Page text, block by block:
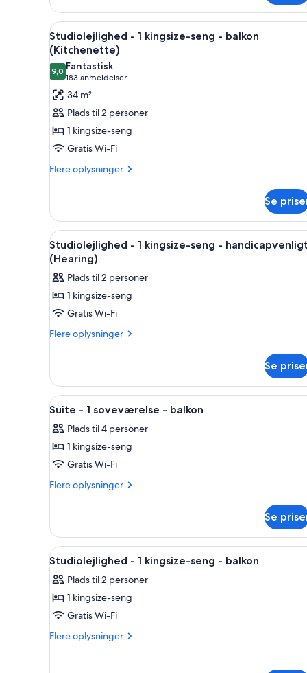
-
soveværelser
-
handicapvenligt
-
køkken
(Balcony,
Hearing)
Indlæs
alle
billeder
af
Studiolejlighed
-
1
kingsize-
seng
-
Et hotelværelse med en stor
6
Studiolejlighed - 1 kingsize-seng - balkon
(Kitchenette)
9,09,0 ud af 10
Fantastisk
183 anmeldelser
(183
anmeldelser)
34 m²
Plads til 2 personer
1 kingsize-seng
Gratis Wi-Fi
Flere oplysninger
Flere
-
kingsize-
seng
-
balkon
(Kitchenette)
Se
Indlæs
alle
billeder
af
Studiolejlighed
-
1
-
handicapvenligt
(Hearing)
Et hotelværelse med en stor
4
Studiolejlighed - 1 kingsize-seng - handicapvenligt
(Hearing)
Plads til 2 personer
1 kingsize-seng
Gratis Wi-Fi
Flere oplysninger
Flere
-
kingsize-
-
handicapvenligt
Se
Indlæs
alle
billeder
af
Suite
-
-
balkon
Et hotelværelse med en stor
6
Suite - 1 soveværelse - balkon
Plads til 4 personer
1 kingsize-seng
Gratis Wi-Fi
Flere oplysninger
Flere
-
soveværelse
balkon
Se
Indlæs
alle
billeder
af
Studiolejlighed
-
Et hotelværelse med en stor
4
Studiolejlighed - 1 kingsize-seng - balkon
Plads til 2 personer
1 kingsize-seng
Gratis Wi-Fi
Flere oplysninger
Flere